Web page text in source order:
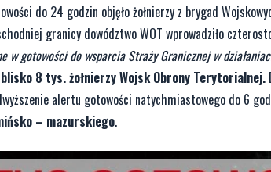
do 24 godzin objęło żołnierzy z brygad
granicy dowództwo WOT wprowadziło
w gotowości do wsparcia Straży Granicznej w
8 tys. żołnierzy Wojsk Obrony Terytorialnej.
alertu gotowości natychmiastowego do 6
– mazurskiego.